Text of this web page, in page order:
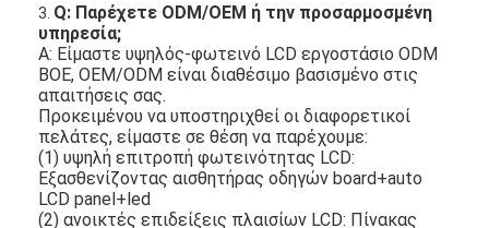
3. Q: Παρέχετε ODM/OEM ή την προσαρμοσμένη
υπηρεσία;
Α: Είμαστε υψηλός-φωτεινό LCD εργοστάσιο ODM
BOE, OEM/ODM είναι διαθέσιμο βασισμένο στις
απαιτήσεις σας.
Προκειμένου να υποστηριχθεί οι διαφορετικοί
πελάτες, είμαστε σε θέση να παρέχουμε:
(1) υψηλή επιτροπή φωτεινότητας LCD:
Εξασθενίζοντας αισθητήρας οδηγών board+auto
LCD panel+led
(2) ανοικτές επιδείξεις πλαισίων LCD: Πίνακας